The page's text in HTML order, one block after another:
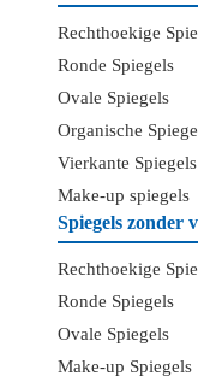
Rechthoekige
Ronde Spiegels
Ovale Spiegels
Organische
Vierkante Spiegels
Make-up spiegels
Spiegels zonder
Rechthoekige
Ronde Spiegels
Ovale Spiegels
Make-up Spiegels